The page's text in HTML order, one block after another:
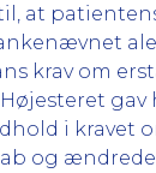
at
krav om
gav
i kravet
og